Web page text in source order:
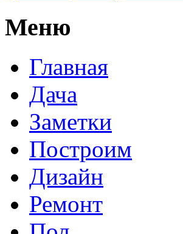
Меню
Главная
Дача
Заметки
Построим
Дизайн
Ремонт